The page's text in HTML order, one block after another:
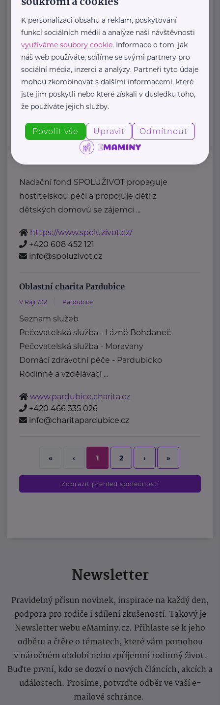
Jsme jediná česká organizace pro
adoptivní rodiny.
Tvoříme komunitu adoptivních
rodičů, která sdílí radosti, ...
https://laskyplnanaruc.cz/
+420 724 943 794
info@laskyplnanaruc.cz
Nadační fond SPOLUŽIVOT
Praha 4
Nadační fond SPOLUŽIVOT propaguje
hostitelskou péči a propojuje děti z
dětských domovů se zájemci ...
https://www.spoluzivot.cz/
+420 608 452 121
info@spoluzivot.cz
Oblastní charita Pardubice
V Ráji 732 Pardubice
Seznam služeb
Pečovatelská služba - Lázně Bohdaneč
Pečovatelská služba - Moravany
Domácí zdravotní péče - Pardubicko
Rodinné a vzdělávací ...
www.pardubice.charita.cz
+420 466 335 026
info@charitapardubice.cz
« ‹ 1 2 › »
Zobrazit přehled společností
Newsletter
Pravidelný přísun novinek, inspirace na každý den,
podpora pro rodiče i sdílení zkušeností. Takový je
Newsletter webu eMaminy.cz. Přihlaste se k jeho
odběru a čtěte o tématech, které vám pomohou
v náročném období nebo zpříjemní rodinný život.
Buďte první, kdo se dozví o nových článcích, akcích a
událostech. Prosíme, potvrďte odběr ve vaší e-
mailové schránce.
K personalizaci obsahu a reklam, poskytování
funkcí sociálních médií a analýze naší návštěvnosti
využíváme soubory cookie. Informace o tom, jak
náš web používáte, sdílíme se svými partnery pro
sociální média, inzerci a analýzy. Partneři tyto údaje
mohou zkombinovat s dalšími informacemi, které
jste jim poskytli nebo které získali v důsledku toho,
že používáte jejich služby.
Povolit vše Upravit Odmítnout